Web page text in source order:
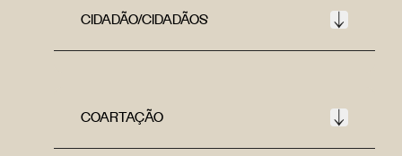
CIDADÃO/CIDADÃOS
COARTAÇÃO